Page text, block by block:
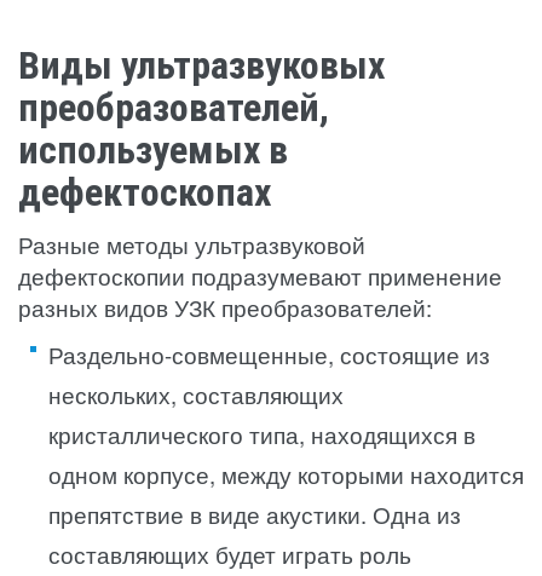
Виды ультразвуковых
преобразователей,
используемых в
дефектоскопах
Разные методы ультразвуковой
дефектоскопии подразумевают применение
разных видов УЗК преобразователей:
Раздельно-совмещенные, состоящие из
нескольких, составляющих
кристаллического типа, находящихся в
одном корпусе, между которыми находится
препятствие в виде акустики. Одна из
составляющих будет играть роль